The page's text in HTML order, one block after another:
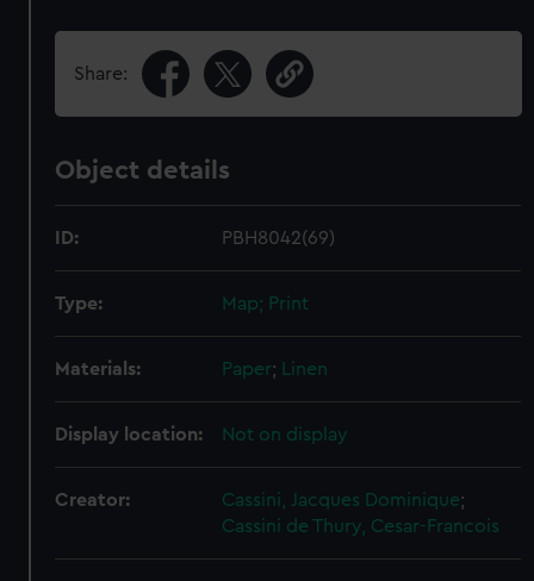
Share:
Object details
ID: PBH8042(69)
Type: Map; Print
Materials: Paper; Linen
Display location: Not on display
Creator: Cassini, Jacques Dominique;
Cassini de Thury, Cesar-Francois